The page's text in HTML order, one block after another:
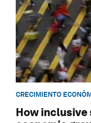
CRECIMIENTO
How